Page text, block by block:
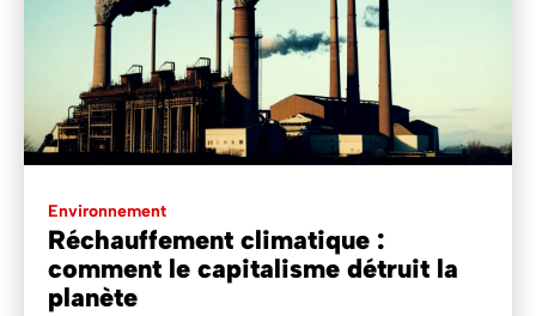
Environnement
Réchauffement climatique :
comment le capitalisme détruit la
planète